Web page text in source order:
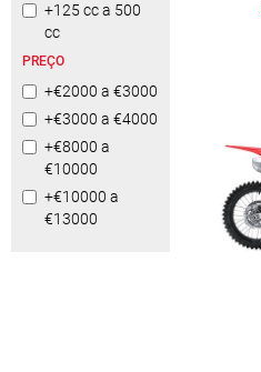
+125 cc a 500
cc
PREÇO
+€2000 a €3000
+€3000 a €4000
+€8000 a
€10000
+€10000 a
€13000